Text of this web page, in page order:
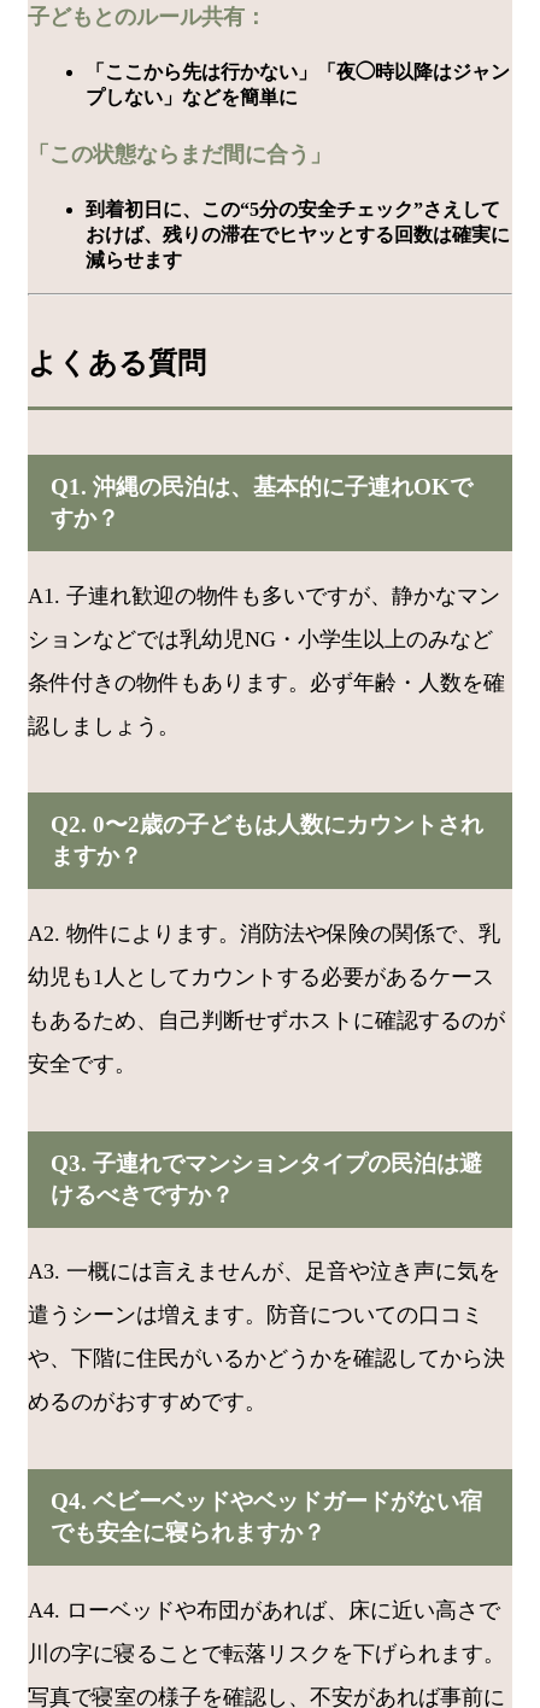
子どもとのルール共有：
「ここから先は行かない」「夜◯時以降はジャン
プしない」などを簡単に
「この状態ならまだ間に合う」
到着初日に、この“5分の安全チェック”さえして
おけば、残りの滞在でヒヤッとする回数は確実に
減らせます
よくある質問
Q1. 沖縄の民泊は、基本的に子連れOKで
すか？
A1. 子連れ歓迎の物件も多いですが、静かなマン
ションなどでは乳幼児NG・小学生以上のみなど
条件付きの物件もあります。必ず年齢・人数を確
認しましょう。
Q2. 0〜2歳の子どもは人数にカウントされ
ますか？
A2. 物件によります。消防法や保険の関係で、乳
幼児も1人としてカウントする必要があるケース
もあるため、自己判断せずホストに確認するのが
安全です。
Q3. 子連れでマンションタイプの民泊は避
けるべきですか？
A3. 一概には言えませんが、足音や泣き声に気を
遣うシーンは増えます。防音についての口コミ
や、下階に住民がいるかどうかを確認してから決
めるのがおすすめです。
Q4. ベビーベッドやベッドガードがない宿
でも安全に寝られますか？
A4. ローベッドや布団があれば、床に近い高さで
川の字に寝ることで転落リスクを下げられます。
写真で寝室の様子を確認し、不安があれば事前に